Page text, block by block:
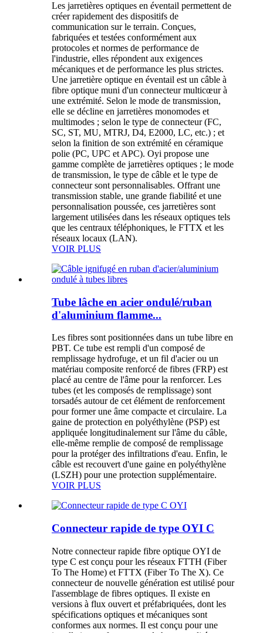
Les jarretières optiques en éventail permettent de
créer rapidement des dispositifs de
communication sur le terrain. Conçues,
fabriquées et testées conformément aux
protocoles et normes de performance de
l'industrie, elles répondent aux exigences
mécaniques et de performance les plus strictes.
Une jarretière optique en éventail est un câble à
fibre optique muni d'un connecteur multicœur à
une extrémité. Selon le mode de transmission,
elle se décline en jarretières monomodes et
multimodes ; selon le type de connecteur (FC,
SC, ST, MU, MTRJ, D4, E2000, LC, etc.) ; et
selon la finition de son extrémité en céramique
polie (PC, UPC et APC). Oyi propose une
gamme complète de jarretières optiques ; le mode
de transmission, le type de câble et le type de
connecteur sont personnalisables. Offrant une
transmission stable, une grande fiabilité et une
personnalisation poussée, ces jarretières sont
largement utilisées dans les réseaux optiques tels
que les centraux téléphoniques, le FTTX et les
réseaux locaux (LAN).
VOIR PLUS
Tube lâche en acier ondulé/ruban
d'aluminium flamme...
Les fibres sont positionnées dans un tube libre en
PBT. Ce tube est rempli d'un composé de
remplissage hydrofuge, et un fil d'acier ou un
matériau composite renforcé de fibres (FRP) est
placé au centre de l'âme pour la renforcer. Les
tubes (et les composés de remplissage) sont
torsadés autour de cet élément de renforcement
pour former une âme compacte et circulaire. La
gaine de protection en polyéthylène (PSP) est
appliquée longitudinalement sur l'âme du câble,
elle-même remplie de composé de remplissage
pour la protéger des infiltrations d'eau. Enfin, le
câble est recouvert d'une gaine en polyéthylène
(LSZH) pour une protection supplémentaire.
VOIR PLUS
Connecteur rapide de type OYI C
Notre connecteur rapide fibre optique OYI de
type C est conçu pour les réseaux FTTH (Fiber
To The Home) et FTTX (Fiber To The X). Ce
connecteur de nouvelle génération est utilisé pour
l'assemblage de fibres optiques. Il existe en
versions à flux ouvert et préfabriquées, dont les
spécifications optiques et mécaniques sont
conformes aux normes. Il est conçu pour une